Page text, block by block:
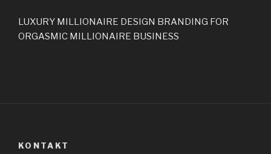
LUXURY MILLIONAIRE DESIGN BRANDING FOR
ORGASMIC MILLIONAIRE BUSINESS
KONTAKT